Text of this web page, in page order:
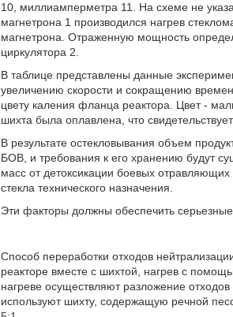
10, миллиамперметра 11. На схеме не
магнетрона 1 производился нагрев
магнетрона. Отраженную мощность
циркулятора 2.
В таблице представлены данные
увеличению скорости и сокращению
цвету каления фланца реактора. Цвет -
шихта была оплавлена, что
В результате остекловывания объем
БОВ, и требования к его хранению будут
масс от детоксикации боевых
стекла технического назначения.
Эти факторы должны обеспечить
Способ переработки отходов
реакторе вместе с шихтой, нагрев с
нагреве осуществляют разложение
используют шихту, содержащую речной